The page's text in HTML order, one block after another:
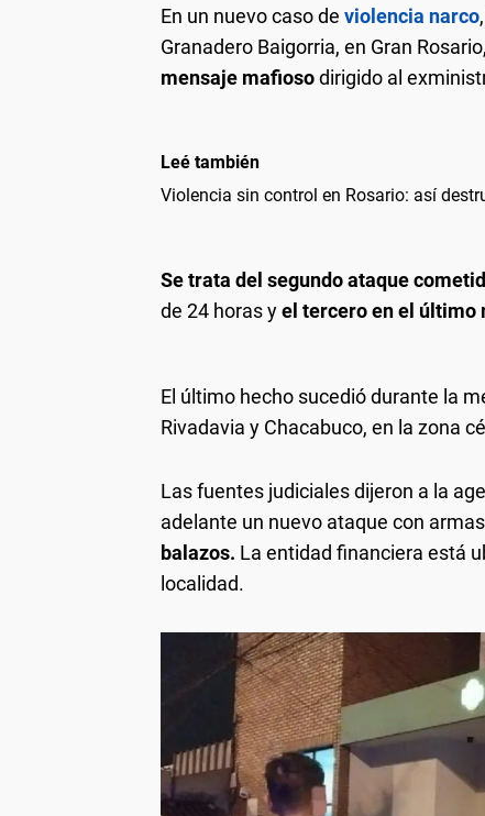
En un nuevo caso de violencia narco
Granadero Baigorria, en Gran Rosario,
mensaje mafiosodirigido al
Leé también
Violencia sin control en Rosario: así
Se trata del segundo ataque
de 24 horas yel tercero en el último
El último hecho sucedió durante la
Rivadavia y Chacabuco, en la zona
Las fuentes judiciales dijeron a la
adelante un nuevo ataque con
balazos. La entidad financiera está
localidad.